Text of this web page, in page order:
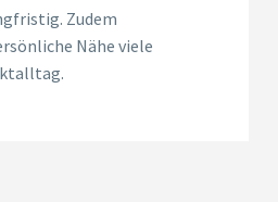
Zudem
Nähe viele